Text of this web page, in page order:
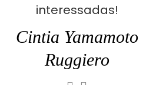
interessadas!
Cintia Yamamoto
Ruggiero